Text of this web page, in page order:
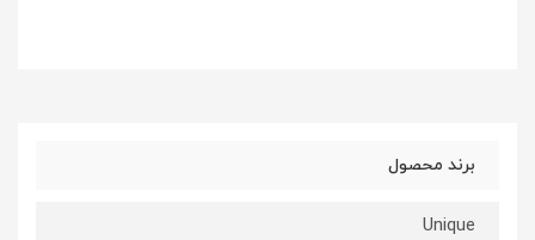
برند محصول
Unique